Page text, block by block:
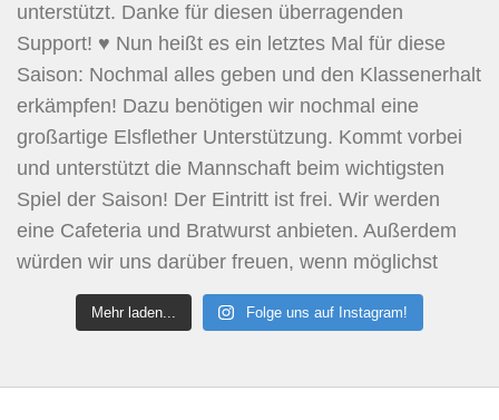
Mehr laden... Folge uns auf Instagram!